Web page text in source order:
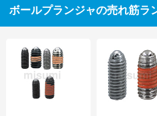
ボールプランジャの売れ筋ラ